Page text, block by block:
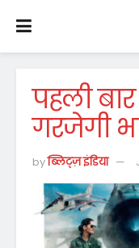
पहली
गरजेगी
byब्लिट्ज़ इंडिया